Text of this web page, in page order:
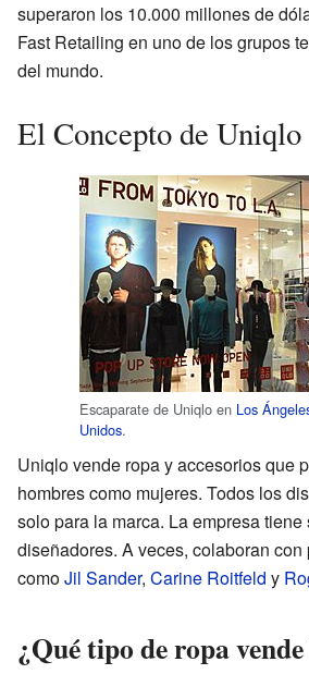
superaron los 10.000 millones de
Fast Retailing en uno de los grupos
del mundo.
El Concepto de Uniqlo
Escaparate de Uniqlo en Los
Unidos.
Uniqlo vende ropa y accesorios que
hombres como mujeres. Todos los
solo para la marca. La empresa
diseñadores. A veces, colaboran
comoJil Sander, Carine Roitfeld y
¿Qué tipo de ropa